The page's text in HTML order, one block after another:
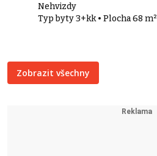
Nehvizdy
Typ byty 3+kk • Plocha 68 m²
Zobrazit všechny